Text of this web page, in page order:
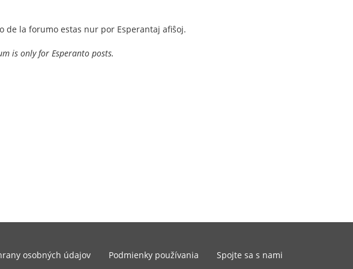
la forumo estas nur por Esperantaj afiŝoj.
is only for Esperanto posts.
osobných údajov Podmienky používania Spojte sa s nami